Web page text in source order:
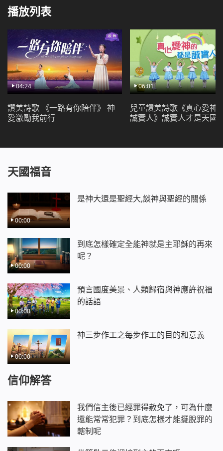
為神獻祭！天宇的眾星啊！趕緊歸復原位來顯神在穹蒼
的大能！神側耳細聽地上之民的聲音，在歌聲之中傾注
著對神無限的敬愛！就在萬物復甦之日，神親臨人間親
臨人間，就在此之際，百花怒放，百鳥齊鳴，萬物歡
騰！百鳥齊鳴，萬物歡騰！撒但的國在國度禮炮聲中倒
下，在國度禮歌震動之下被摧毀，永遠不會再起來！
2 地上之人，有誰敢起來抵擋？因著神降在地上，隨之
而來，神帶下了焚燒，帶下了烈怒，帶下了所有的災難
所有的災難，世上的國已成了已成了神的國！天之上，
白雲滾動、翻騰；天之下（天之下），天之下（天之
的歌兒把最美的歌兒獻給了神！獻給了神！獻給了神！
《話在肉身顯現·神向全宇的發聲·國度禮歌》
國度禮歌 二 神已來到 神已作王
一
在這美好的時刻，在這令人興奮之時，
天上、天下無不讚美無不讚美，
誰不因此而激動？誰不為此而舒暢？
誰不在此景中流淚？誰不在此景中流淚？
哎……哎……
天不再是原來的天，已是國度的天，
地不再是以往的地，而是聖潔的地。
一場大雨過後，污穢的舊世界徹底更換。
一場大雨過後，污穢的舊世界徹底更換。
二
山在變……水在變……
人也在變……萬物都在變……
靜默不語的山哪！起來為神歡舞！
停止流動的水啊！漂流吧！
哎……哎……
神已來到……神已作王……
神已來到……神已作王……
播放列表
04:24
讚美詩歌 《一路有你陪伴》 神
愛激勵我前行
06:01
兒童讚美詩歌《真心愛神
誠實人》誠實人才是天國
天國福音
00:00
是神大還是聖經大,談神與聖經的關係
00:00
到底怎樣確定全能神就是主耶穌的再來
呢？
00:00
預言國度美景、人類歸宿與神應許祝福
的話語
00:00
神三步作工之每步作工的目的和意義
信仰解答
我們信主後已經罪得赦免了，可為什麼
還能常常犯罪？到底怎樣才能擺脫罪的
轄制呢